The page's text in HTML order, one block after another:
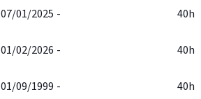
07/01/2025 - 40h
01/02/2026 - 40h
01/09/1999 - 40h